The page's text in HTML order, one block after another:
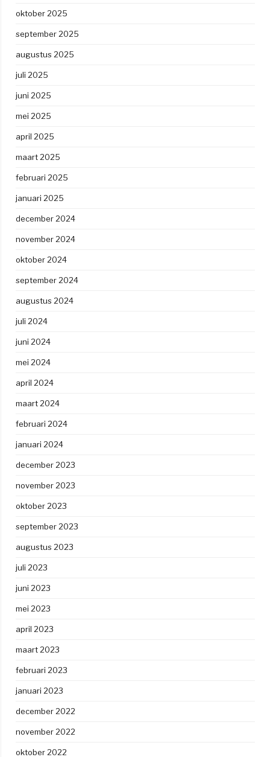
oktober 2025
september 2025
augustus 2025
juli 2025
juni 2025
mei 2025
april 2025
maart 2025
februari 2025
januari 2025
december 2024
november 2024
oktober 2024
september 2024
augustus 2024
juli 2024
juni 2024
mei 2024
april 2024
maart 2024
februari 2024
januari 2024
december 2023
november 2023
oktober 2023
september 2023
augustus 2023
juli 2023
juni 2023
mei 2023
april 2023
maart 2023
februari 2023
januari 2023
december 2022
november 2022
oktober 2022